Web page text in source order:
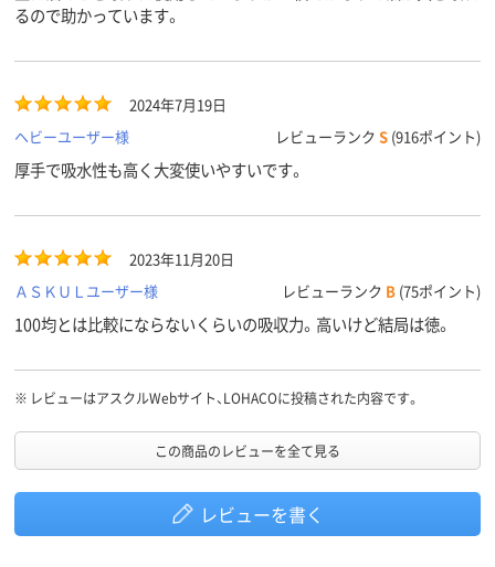
るので助かっています。
2024年7月19日
ヘビーユーザー様
レビューランク S (916ポイント)
厚手で吸水性も高く大変使いやすいです。
2023年11月20日
ＡＳＫＵＬユーザー様
レビューランク B (75ポイント)
100均とは比較にならないくらいの吸収力。高いけど結局は徳。
※ レビューはアスクルWebサイト、LOHACOに投稿された内容です。
この商品のレビューを全て見る
レビューを書く